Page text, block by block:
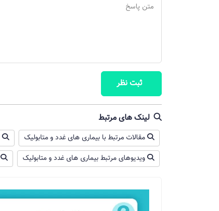
ثبت نظر
لینک های مرتبط
مقالات مرتبط با بیماری های غدد و متابولیک
ویدیوهای مرتبط بیماری های غدد و متابولیک